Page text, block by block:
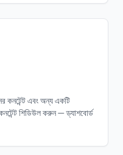
কনটেন্ট এবং অন্য একটি
শিডিউল করুন — ড্যাশবোর্ড